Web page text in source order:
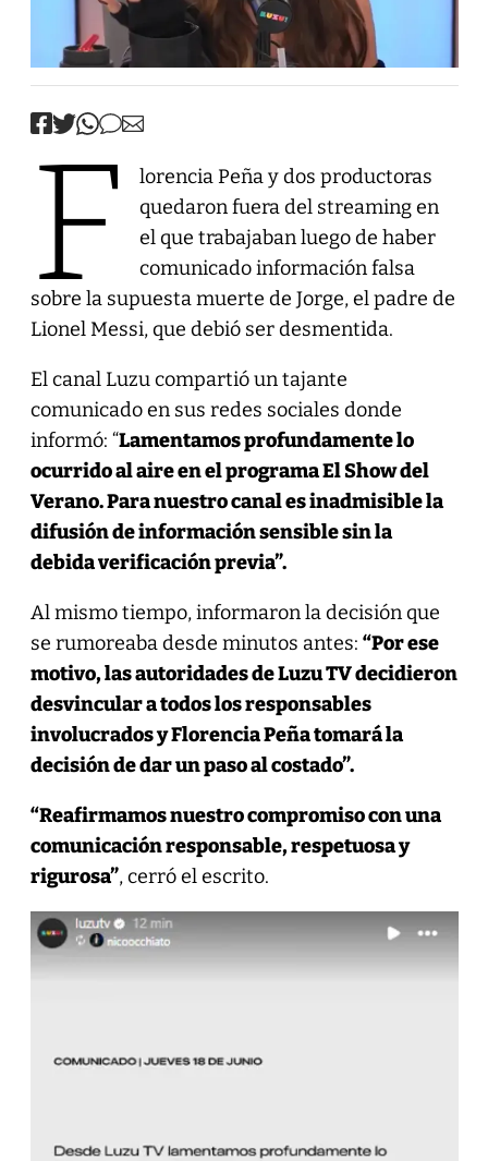
F
lorencia Peña y dos productoras
quedaron fuera del streaming en
el que trabajaban luego de haber
comunicado información falsa
sobre la supuesta muerte de Jorge, el padre de
Lionel Messi, que debió ser desmentida.
El canal Luzu compartió un tajante
comunicado en sus redes sociales donde
informó: “Lamentamos profundamente lo
ocurrido al aire en el programa El Show del
Verano. Para nuestro canal es inadmisible la
difusión de información sensible sin la
debida verificación previa”.
Al mismo tiempo, informaron la decisión que
se rumoreaba desde minutos antes: “Por ese
motivo, las autoridades de Luzu TV decidieron
desvincular a todos los responsables
involucrados y Florencia Peña tomará la
decisión de dar un paso al costado”.
“Reafirmamos nuestro compromiso con una
comunicación responsable, respetuosa y
rigurosa”, cerró el escrito.